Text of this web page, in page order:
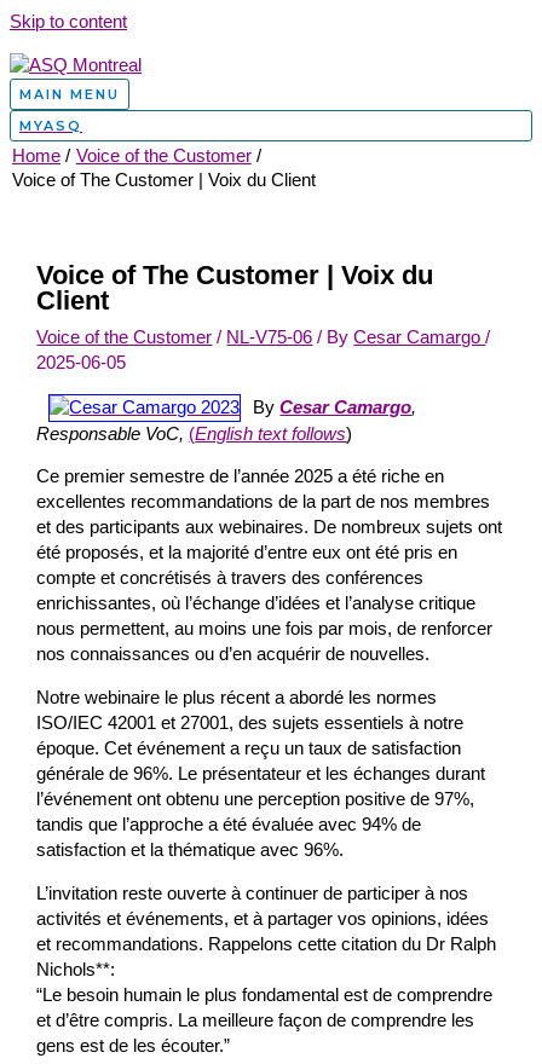
Skip to content
MAIN MENU
MYASQ
Home
Voice of the Customer
Voice of The Customer | Voix du Client
Voice of The Customer | Voix du
Client
Voice of the Customer / NL-V75-06 / By Cesar Camargo/
2025-06-05
ByCesar Camargo,
Responsable VoC, (English text follows)
Ce premier semestre de l’année 2025 a été riche en
excellentes recommandations de la part de nos membres
et des participants aux webinaires. De nombreux sujets ont
été proposés, et la majorité d’entre eux ont été pris en
compte et concrétisés à travers des conférences
enrichissantes, où l’échange d’idées et l’analyse critique
nous permettent, au moins une fois par mois, de renforcer
nos connaissances ou d’en acquérir de nouvelles.
Notre webinaire le plus récent a abordé les normes
ISO/IEC 42001 et 27001, des sujets essentiels à notre
époque. Cet événement a reçu un taux de satisfaction
générale de 96%. Le présentateur et les échanges durant
l’événement ont obtenu une perception positive de 97%,
tandis que l’approche a été évaluée avec 94% de
satisfaction et la thématique avec 96%.
L’invitation reste ouverte à continuer de participer à nos
activités et événements, et à partager vos opinions, idées
et recommandations. Rappelons cette citation du Dr Ralph
Nichols**:
“Le besoin humain le plus fondamental est de comprendre
et d’être compris. La meilleure façon de comprendre les
gens est de les écouter.”